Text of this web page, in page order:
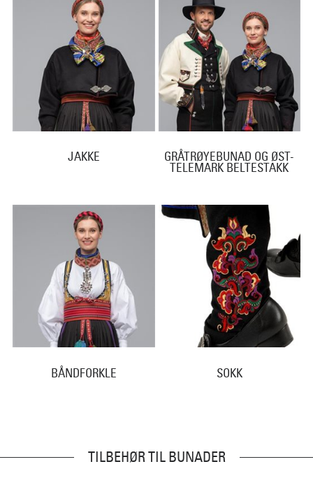
JAKKE GRÅTRØYEBUNAD OG ØST-
TELEMARK BELTESTAKK
BÅNDFORKLE SOKK
TILBEHØR TIL BUNADER